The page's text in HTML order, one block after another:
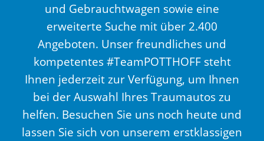
und Gebrauchtwagen sowie eine
erweiterte Suche mit über 2.400
Angeboten. Unser freundliches und
kompetentes #TeamPOTTHOFF steht
Ihnen jederzeit zur Verfügung, um Ihnen
bei der Auswahl Ihres Traumautos zu
helfen. Besuchen Sie uns noch heute und
lassen Sie sich von unserem erstklassigen